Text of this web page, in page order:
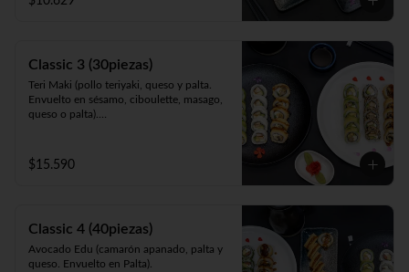
queso y cebollín. Frito en panko).
Classic 3 (30piezas)
Teri Maki (pollo teriyaki, queso y palta.
Envuelto en sésamo, ciboulette, masago,
queso o palta).
Panko Mushroom (champiñón apanado,
queso, cebollín. Frito en panko).
$15.590
Classic 4 (40piezas)
Avocado Edu (camarón apanado, palta y
queso. Envuelto en Palta).